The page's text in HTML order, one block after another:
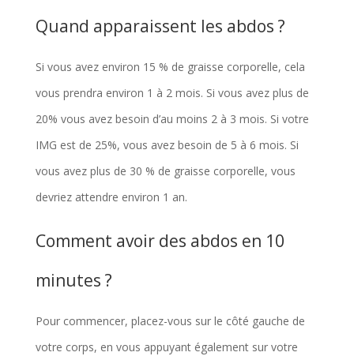
Quand apparaissent les abdos ?
Si vous avez environ 15 % de graisse corporelle, cela
vous prendra environ 1 à 2 mois. Si vous avez plus de
20% vous avez besoin d’au moins 2 à 3 mois. Si votre
IMG est de 25%, vous avez besoin de 5 à 6 mois. Si
vous avez plus de 30 % de graisse corporelle, vous
devriez attendre environ 1 an.
Comment avoir des abdos en 10
minutes ?
Pour commencer, placez-vous sur le côté gauche de
votre corps, en vous appuyant également sur votre